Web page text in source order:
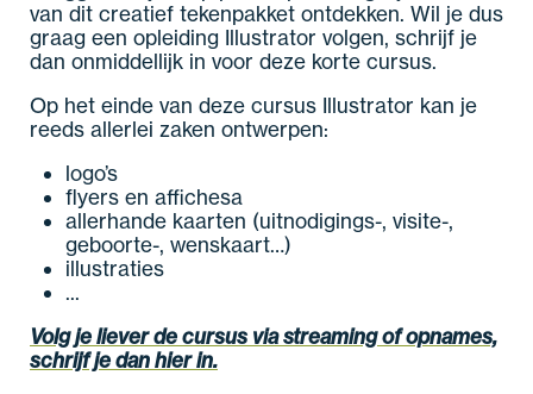
van dit creatief tekenpakket ontdekken. Wil je dus
graag een opleiding Illustrator volgen, schrijf je
dan onmiddellijk in voor deze korte cursus.
Op het einde van deze cursus Illustrator kan je
reeds allerlei zaken ontwerpen:
logo’s
flyers en affichesa
allerhande kaarten (uitnodigings-, visite-,
geboorte-, wenskaart…)
illustraties
...
Volg je liever de cursus via streaming of opnames,
schrijf je dan hier in.